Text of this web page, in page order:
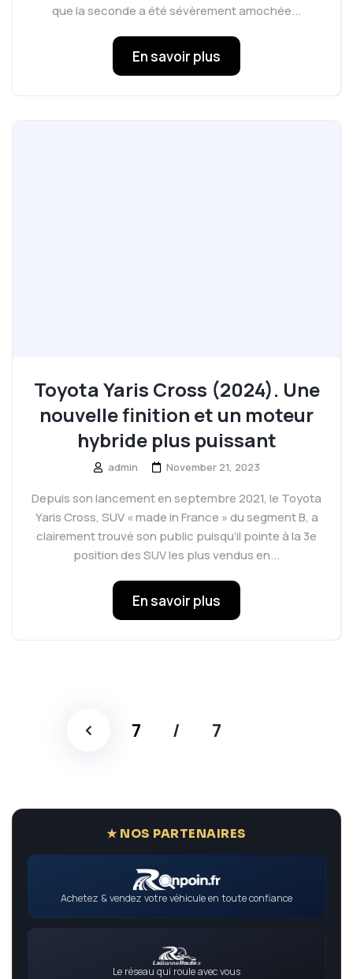
que la seconde a été sévèrement amochée...
En savoir plus
Toyota Yaris Cross (2024). Une
nouvelle finition et un moteur
hybride plus puissant
admin November 21, 2023
Depuis son lancement en septembre 2021, le Toyota
Yaris Cross, SUV « made in France » du segment B, a
clairement trouvé son public puisqu’il pointe à la 3e
position des SUV les plus vendus en...
En savoir plus
7 / 7
★ NOS PARTENAIRES
Achetez & vendez votre véhicule en toute confiance
Le réseau qui roule avec vous